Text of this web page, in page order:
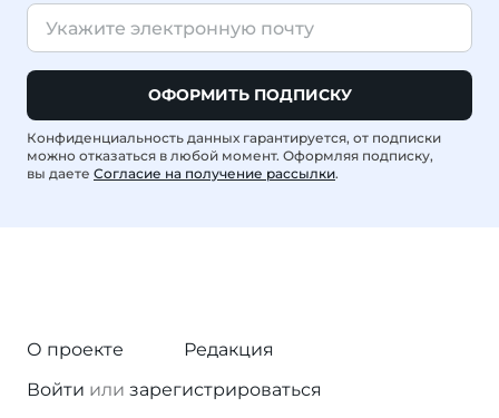
ОФОРМИТЬ ПОДПИСКУ
Конфиденциальность данных гарантируется, от подписки
можно отказаться в любой момент. Оформляя подписку,
вы даете Согласие на получение рассылки.
О проекте
Редакция
Войти или зарегистрироваться